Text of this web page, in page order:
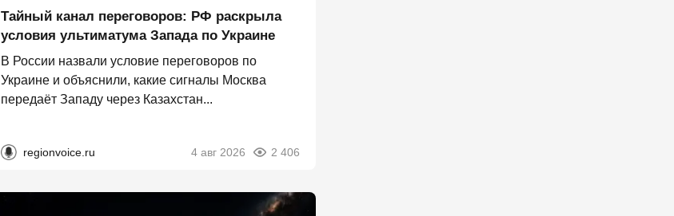
Тайный канал переговоров: РФ раскрыла
условия ультиматума Запада по Украине
В России назвали условие переговоров по
Украине и объяснили, какие сигналы Москва
передаёт Западу через Казахстан...
regionvoice.ru 4 авг 2026 2 406